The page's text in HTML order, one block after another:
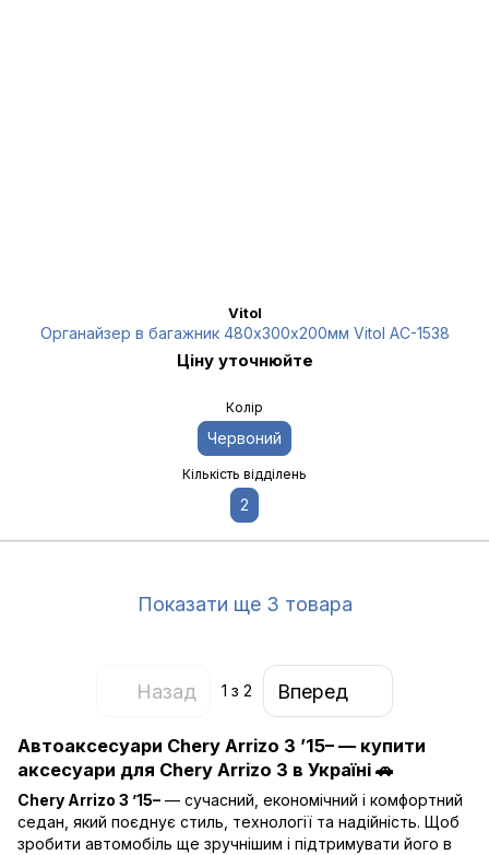
Vitol
Органайзер в багажник 480х300х200мм Vitol AC-1538
Ціну уточнюйте
Колір
Червоний
Кількість відділень
2
Показати ще 3 товара
Назад 1 з 2 Вперед
Автоаксесуари Chery Arrizo 3 ’15– — купити
аксесуари для Chery Arrizo 3 в Україні 🚗
Chery Arrizo 3 ’15– — сучасний, економічний і комфортний
седан, який поєднує стиль, технології та надійність. Щоб
зробити автомобіль ще зручнішим і підтримувати його в